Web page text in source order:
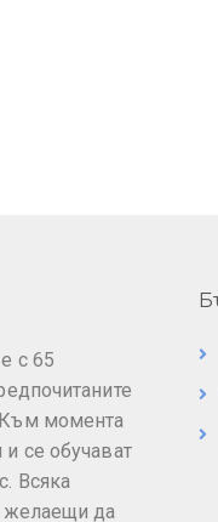
с 65
момента
се обучават
Всяка
желаещи да